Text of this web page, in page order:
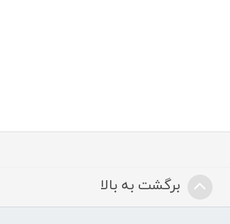
برگشت به بالا